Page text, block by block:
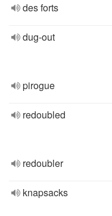
des forts
dug-out
pirogue
redoubled
redoubler
knapsacks